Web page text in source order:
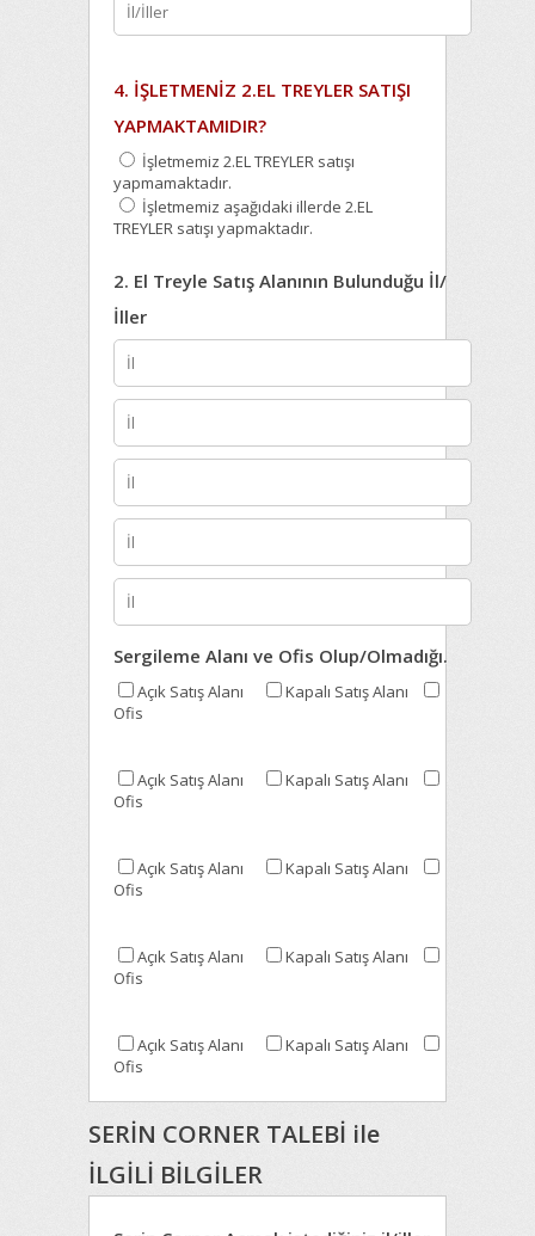
4. İŞLETMENİZ 2.EL TREYLER SATIŞI
YAPMAKTAMIDIR?
İşletmemiz 2.EL TREYLER satışı
yapmamaktadır.
İşletmemiz aşağıdaki illerde 2.EL
TREYLER satışı yapmaktadır.
2. El Treyle Satış Alanının Bulunduğu İl/
İller
Sergileme Alanı ve Ofis Olup/Olmadığı.
Açık Satış Alanı
Kapalı Satış Alanı
Ofis
Açık Satış Alanı
Kapalı Satış Alanı
Ofis
Açık Satış Alanı
Kapalı Satış Alanı
Ofis
Açık Satış Alanı
Kapalı Satış Alanı
Ofis
Açık Satış Alanı
Kapalı Satış Alanı
Ofis
SERİN CORNER TALEBİ ile
İLGİLİ BİLGİLER